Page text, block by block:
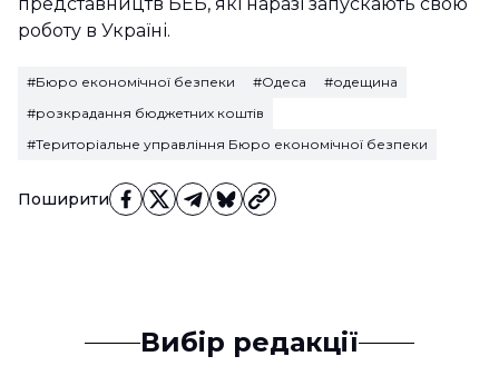
Поширити
роботу в Україні.
#Бюро економічної безпеки #Одеса
#одещина
#розкрадання бюджетних коштів
#Територіальне управління Бюро економічної безпеки
Вибір редакції